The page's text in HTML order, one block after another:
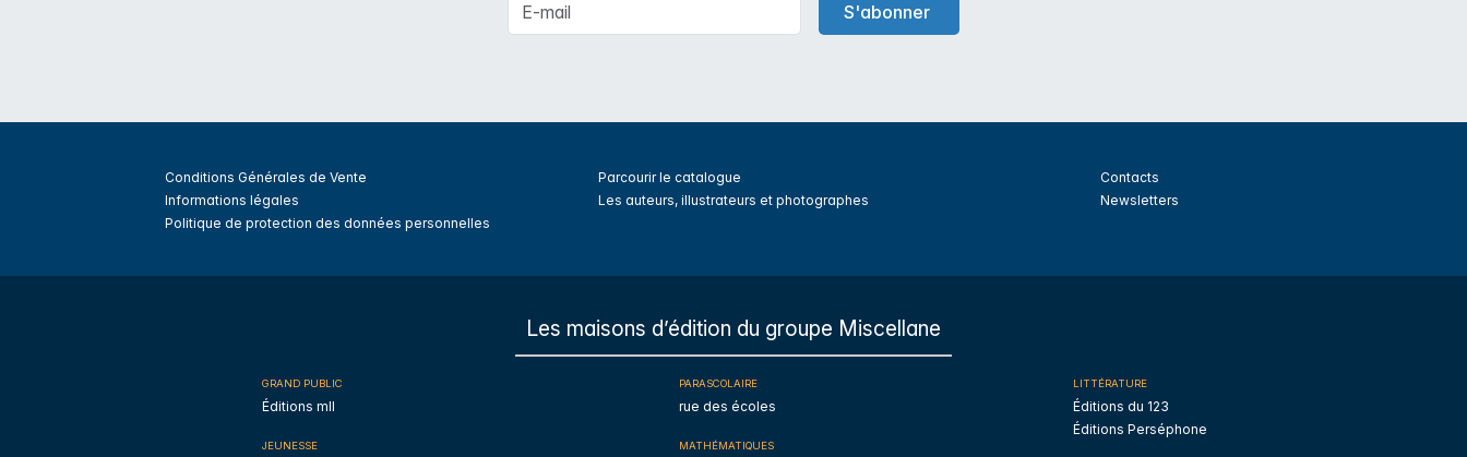
S'abonner
Conditions Générales de Vente
Informations légales
Politique de protection des données personnelles
Parcourir le catalogue
Les auteurs, illustrateurs et photographes
Contacts
Newsletters
Les maisons d’édition du groupe Miscellane
GRAND PUBLIC
Éditions mll
JEUNESSE
PARASCOLAIRE
rue des écoles
MATHÉMATIQUES
LITTÉRATURE
Éditions du 123
Éditions Perséphone